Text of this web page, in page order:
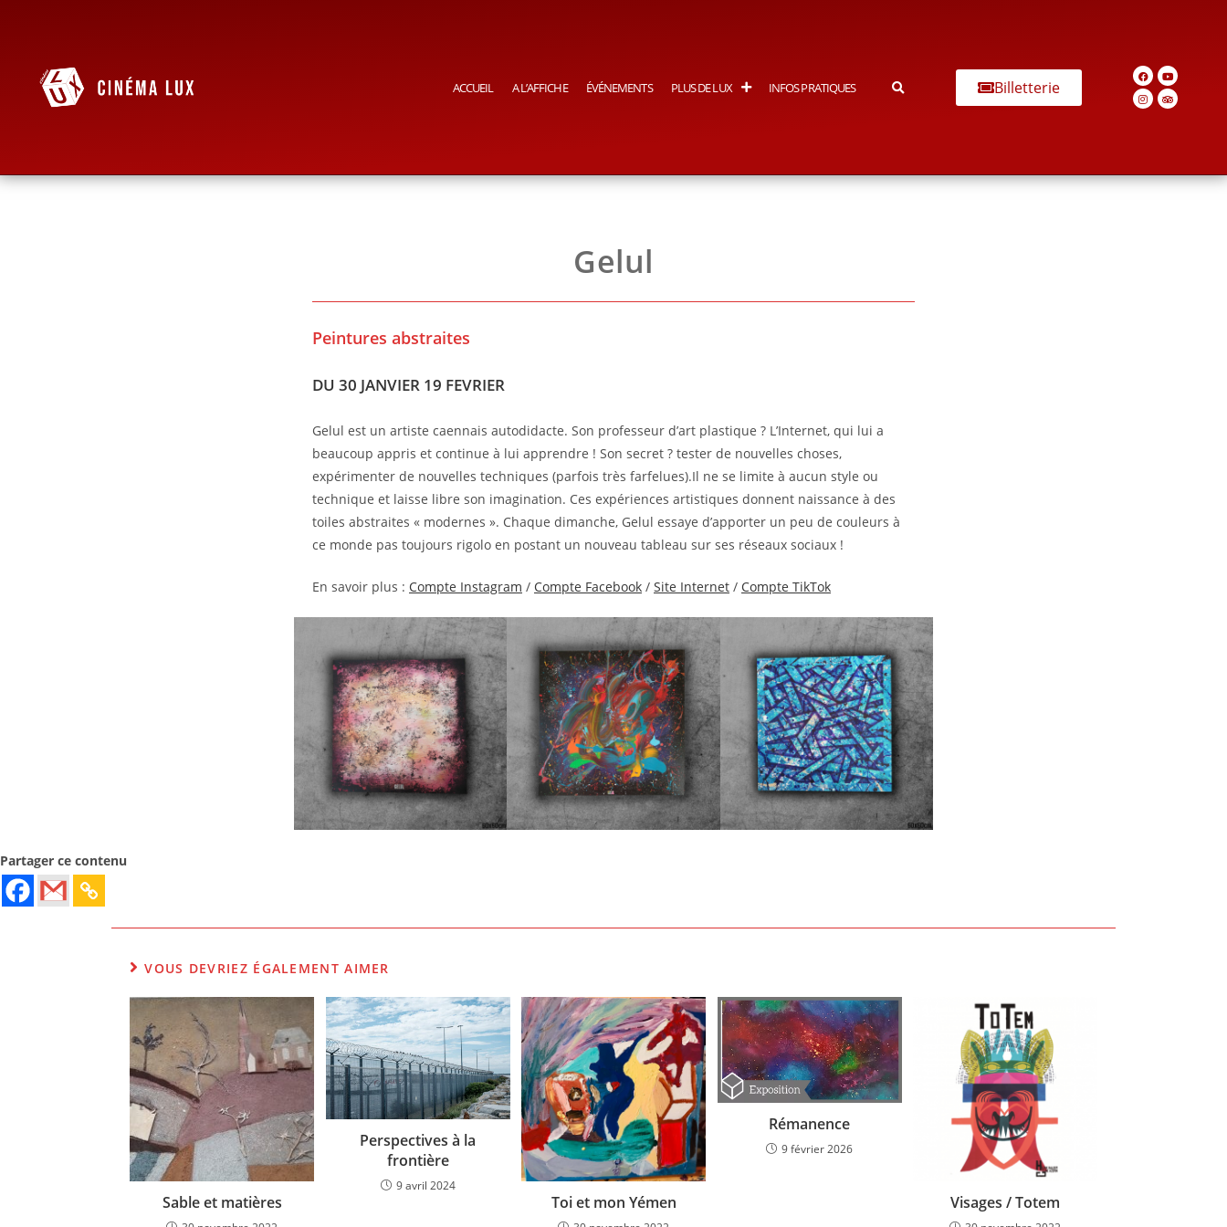
ACCUEIL A L’AFFICHE ÉVÉNEMENTS PLUS DE LUX INFOS PRATIQUES Billetterie
Gelul
Peintures abstraites
DU 30 JANVIER 19 FEVRIER
Gelul est un artiste caennais autodidacte. Son professeur d’art plastique ? L’Internet, qui lui a
beaucoup appris et continue à lui apprendre ! Son secret ? tester de nouvelles choses,
expérimenter de nouvelles techniques (parfois très farfelues).Il ne se limite à aucun style ou
technique et laisse libre son imagination. Ces expériences artistiques donnent naissance à des
toiles abstraites « modernes ». Chaque dimanche, Gelul essaye d’apporter un peu de couleurs à
ce monde pas toujours rigolo en postant un nouveau tableau sur ses réseaux sociaux !
En savoir plus : Compte Instagram / Compte Facebook / Site Internet / Compte TikTok
Partager ce contenu
VOUS DEVRIEZ ÉGALEMENT AIMER
Sable et matières
Perspectives à la
frontière
9 avril 2024
Toi et mon Yémen
Rémanence
9 février 2026
Visages / Totem